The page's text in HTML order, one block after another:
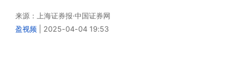
来源：
上海证券报·中国证券网
盈视频
2025-04-04 19:53